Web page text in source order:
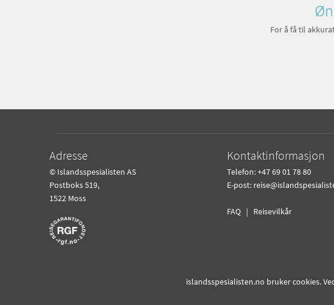
For å få til
Adresse
© Islandsspesialisten AS
Postboks 519,
1522 Moss
Kontaktinformasjon
Telefon: +47 69 01 78 80
E-post:
FAQ | Reisevilkår
islandsspesialisten.no bruker cookies.